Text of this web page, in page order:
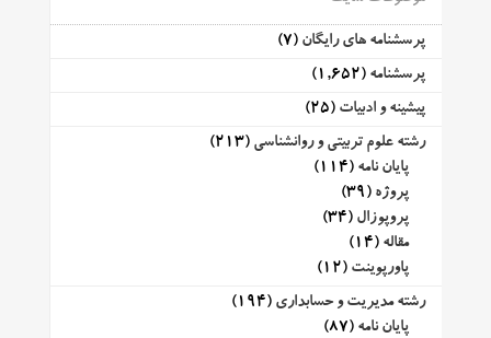
پرسشنامه های رایگان (7)
پرسشنامه (1,652)
پیشینه و ادبیات (25)
رشته علوم تربیتی و روانشناسی (213)
پایان نامه (114)
پروژه (39)
پروپوزال (34)
مقاله (14)
پاورپوینت (12)
رشته مدیریت و حسابداری (194)
پایان نامه (87)